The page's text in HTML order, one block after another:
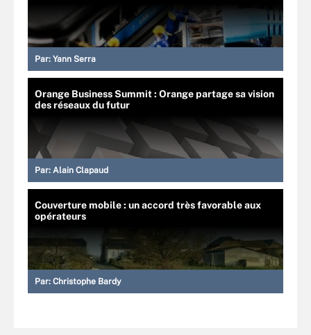
Par: Yann Serra
Orange Business Summit : Orange partage sa vision
des réseaux du futur
Par: Alain Clapaud
Couverture mobile : un accord très favorable aux
opérateurs
Par: Christophe Bardy